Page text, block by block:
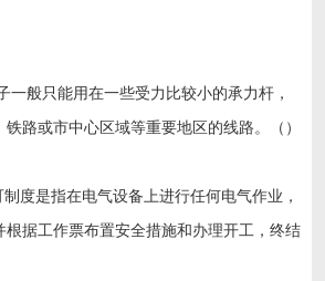
一般只能用在一些受力比较小的承力杆，
铁路或市中心区域等重要地区的线路。（）
度是指在电气设备上进行任何电气作业，
根据工作票布置安全措施和办理开工，终结